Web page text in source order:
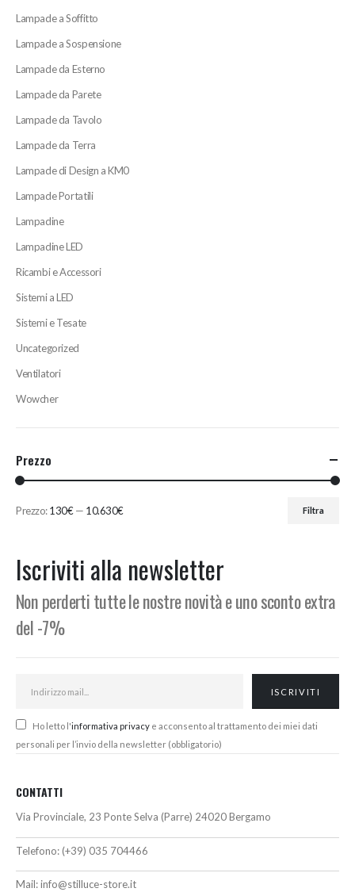
Lampade a Soffitto
Lampade a Sospensione
Lampade da Esterno
Lampade da Parete
Lampade da Tavolo
Lampade da Terra
Lampade di Design a KM0
Lampade Portatili
Lampadine
Lampadine LED
Ricambi e Accessori
Sistemi a LED
Sistemi e Tesate
Uncategorized
Ventilatori
Wowcher
Prezzo
Filtra
Prezzo:130€— 10.630€
Iscriviti alla newsletter
Non perderti tutte le nostre novità e uno sconto extra
del -7%
Ho letto l'informativa privacy e acconsento al trattamento dei miei dati
personali per l’invio della newsletter (obbligatorio)
CONTATTI
Via Provinciale, 23 Ponte Selva (Parre) 24020 Bergamo
Telefono: (+39) 035 704466
Mail:info@stilluce-store.it